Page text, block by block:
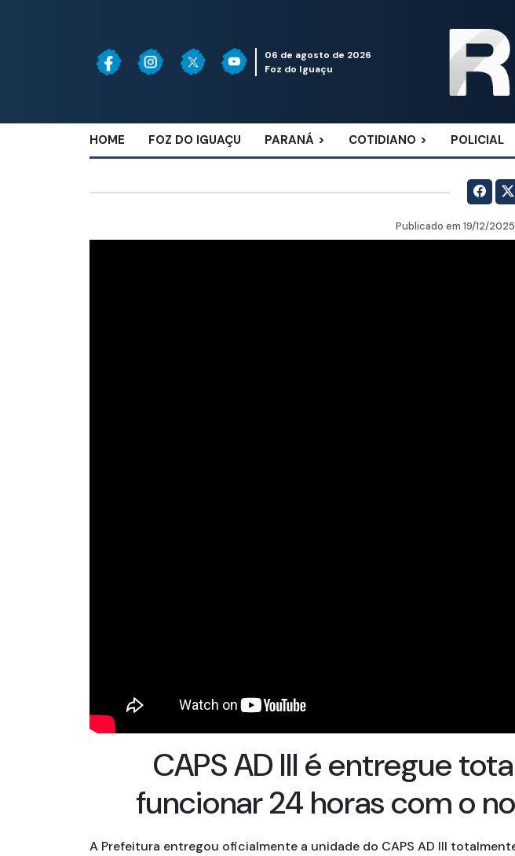
06 de agosto de 2026
Foz do Iguaçu
HOME FOZ DO IGUAÇU PARANÁ COTIDIANO POLICIAL
Publicado em 19/12/2025
CAPS AD III é entregue
funcionar 24 horas com o
A Prefeitura entregou oficialmente a unidade do CAPS AD III